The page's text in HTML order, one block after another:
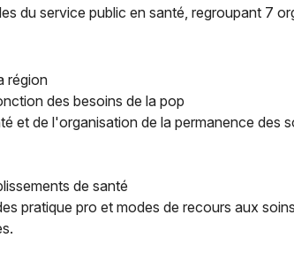
du service public en santé, regroupant 7
région
des besoins de la pop
et de l'organisation de la permanence des
de santé
pratique pro et modes de recours aux soins